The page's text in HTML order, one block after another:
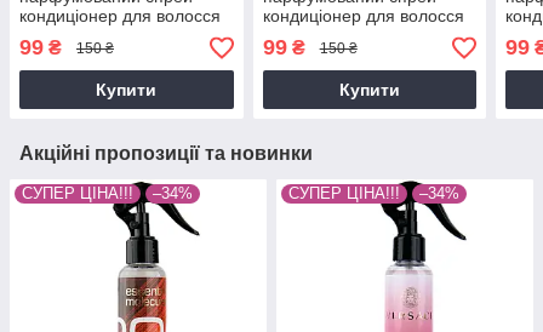
кондиціонер для волосся
Brand Collection 150 мл
99 ₴ 150 ₴
Купити
кондиціонер для волосся
Zara Frosted Cream Brand
Collection 150 мл
99₴ 150 ₴
Купити
99
Акційні пропозиції та новинки
СУПЕР ЦІНА!!! –34% СУПЕР ЦІНА!!! –34%